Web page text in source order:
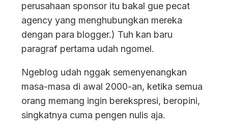
perusahaan sponsor itu bakal gue pecat
agency yang menghubungkan mereka
dengan para blogger.) Tuh kan baru
paragraf pertama udah ngomel.
Ngeblog udah nggak semenyenangkan
masa-masa di awal 2000-an, ketika semua
orang memang ingin berekspresi, beropini,
singkatnya cuma pengen nulis aja.